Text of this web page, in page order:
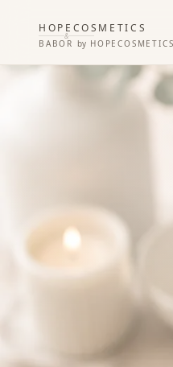
HOPECOSMETICS
&
BABOR by HOPECOSMETICS